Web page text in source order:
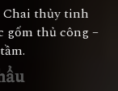
Chai thủy tinh
gốm thủ công –